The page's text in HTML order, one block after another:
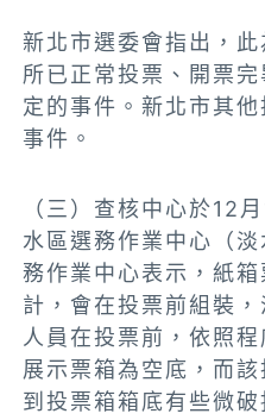
新北市選委會指出，
所已正常投票、開票
定的事件。新北市其
事件。
（三）查核中心於12
水區選務作業中心（
務作業中心表示，紙
計，會在投票前組裝 ，
人員在投票前，依照
展示票箱為空底，而
到投票箱箱底有些微